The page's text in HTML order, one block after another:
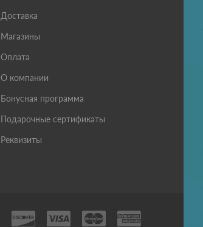
Доставка
Магазины
Оплата
О компании
Бонусная программа
Подарочные сертификаты
Реквизиты